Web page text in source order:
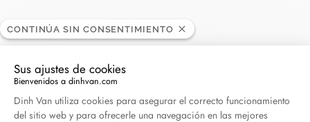
Narsy Duty Free Shop
Aéroport de Sainte-Marie/Roland Garros - 74 avenue
Roland Garros, 97438 Sainte-Marie, Reunión
CONTINÚA SIN CONSENTIMIENTO
Sus ajustes de cookies
Bienvenidos a dinhvan.com
Plataforma de Gestión de Consentimiento:
Dinh Van utiliza cookies para asegurar el correcto funcionamiento
del sitio web y para ofrecerle una navegación en las mejores